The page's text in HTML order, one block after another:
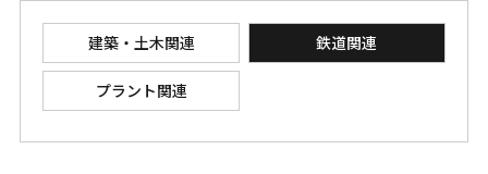
建築・土木関連 鉄道関連
プラント関連